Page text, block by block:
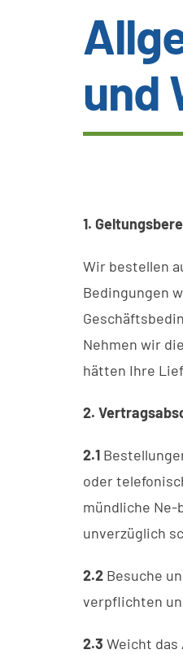
und
1.
Wir bestellen
Bedingungen
Nehmen wir
hätten Ihre
2.
2.1
oder
mündliche
unverzüglich
2.2Besuche
verpflichten
2.3 Weicht